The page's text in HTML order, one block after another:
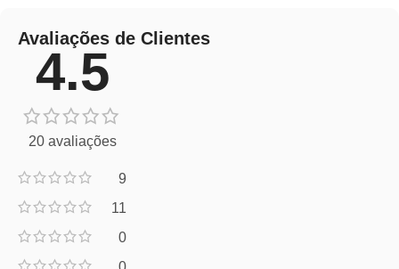
Avaliações de Clientes
4.5
20 avaliações
9
11
0